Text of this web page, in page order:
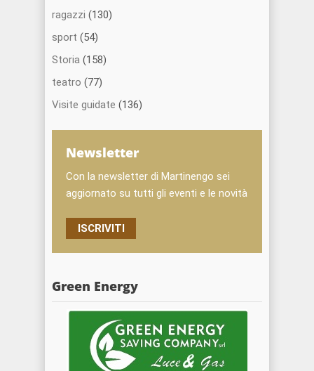
ragazzi (130)
sport (54)
Storia (158)
teatro (77)
Visite guidate (136)
Newsletter
Con la newsletter di Martinengo sei
aggiornato su tutti gli eventi e le novità
ISCRIVITI
Green Energy